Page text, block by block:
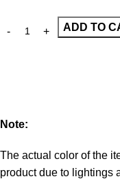
ADD TO
Note:
The actual color of the
product due to lightings